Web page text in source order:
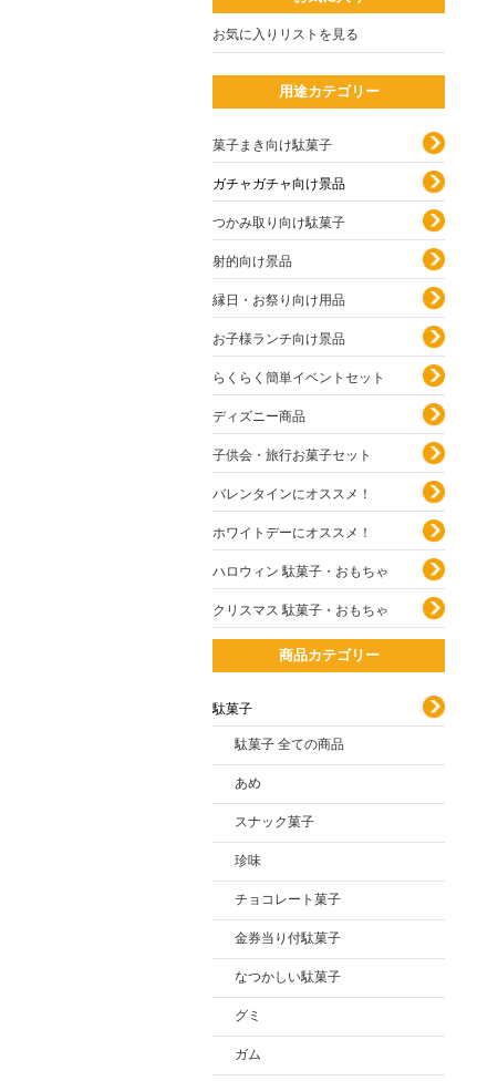
お気に入りリストを見る
用途カテゴリー
菓子まき向け駄菓子
ガチャガチャ向け景品
つかみ取り向け駄菓子
射的向け景品
縁日・お祭り向け用品
お子様ランチ向け景品
らくらく簡単イベントセット
ディズニー商品
子供会・旅行お菓子セット
バレンタインにオススメ！
ホワイトデーにオススメ！
ハロウィン 駄菓子・おもちゃ
クリスマス 駄菓子・おもちゃ
商品カテゴリー
駄菓子
駄菓子 全ての商品
あめ
スナック菓子
珍味
チョコレート菓子
金券当り付駄菓子
なつかしい駄菓子
グミ
ガム